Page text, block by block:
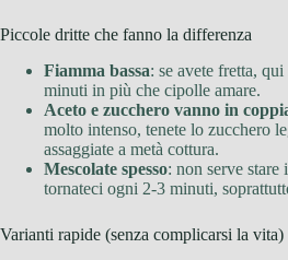
Piccole dritte che fanno la differenza
Fiamma bassa: se avete fretta,
minuti in più che cipolle amare.
Aceto e zucchero vanno in
molto intenso, tenete lo zucchero
assaggiate a metà cottura.
Mescolate spesso: non serve
tornateci ogni 2-3 minuti,
Varianti rapide (senza complicarsi la vita)